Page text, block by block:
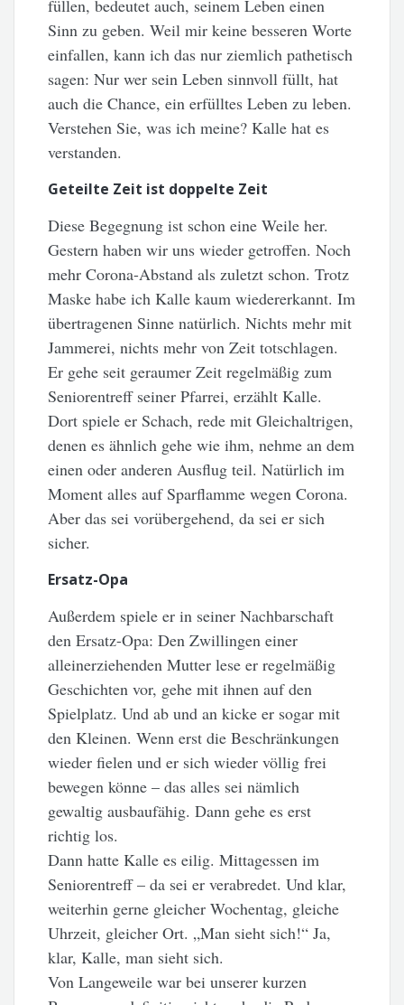
füllen, bedeutet auch, seinem Leben einen
Sinn zu geben. Weil mir keine besseren Worte
einfallen, kann ich das nur ziemlich pathetisch
sagen: Nur wer sein Leben sinnvoll füllt, hat
auch die Chance, ein erfülltes Leben zu leben.
Verstehen Sie, was ich meine? Kalle hat es
verstanden.
Geteilte Zeit ist doppelte Zeit
Diese Begegnung ist schon eine Weile her.
Gestern haben wir uns wieder getroffen. Noch
mehr Corona-Abstand als zuletzt schon. Trotz
Maske habe ich Kalle kaum wiedererkannt. Im
übertragenen Sinne natürlich. Nichts mehr mit
Jammerei, nichts mehr von Zeit totschlagen.
Er gehe seit geraumer Zeit regelmäßig zum
Seniorentreff seiner Pfarrei, erzählt Kalle.
Dort spiele er Schach, rede mit Gleichaltrigen,
denen es ähnlich gehe wie ihm, nehme an dem
einen oder anderen Ausflug teil. Natürlich im
Moment alles auf Sparflamme wegen Corona.
Aber das sei vorübergehend, da sei er sich
sicher.
Ersatz-Opa
Außerdem spiele er in seiner Nachbarschaft
den Ersatz-Opa: Den Zwillingen einer
alleinerziehenden Mutter lese er regelmäßig
Geschichten vor, gehe mit ihnen auf den
Spielplatz. Und ab und an kicke er sogar mit
den Kleinen. Wenn erst die Beschränkungen
wieder fielen und er sich wieder völlig frei
bewegen könne – das alles sei nämlich
gewaltig ausbaufähig. Dann gehe es erst
richtig los.
Dann hatte Kalle es eilig. Mittagessen im
Seniorentreff – da sei er verabredet. Und klar,
weiterhin gerne gleicher Wochentag, gleiche
Uhrzeit, gleicher Ort. „Man sieht sich!“ Ja,
klar, Kalle, man sieht sich.
Von Langeweile war bei unserer kurzen